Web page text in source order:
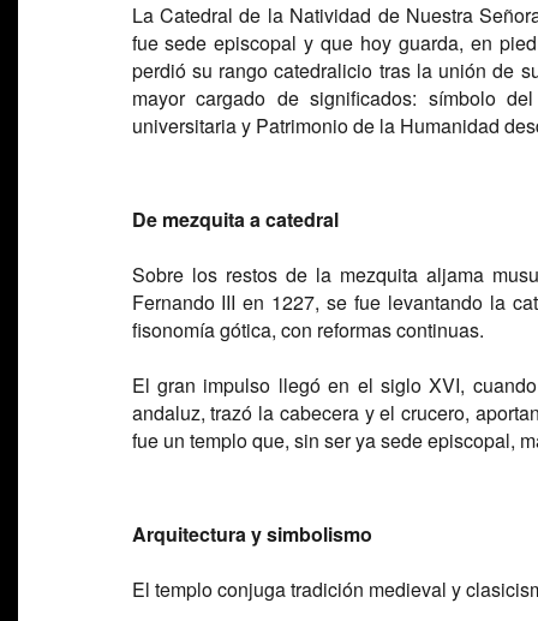
La Catedral de la Natividad de Nuestra
fue sede episcopal y que hoy guarda, en
perdió su rango catedralicio tras la unión de
mayor cargado de significados: símbolo
universitaria y Patrimonio de la Humanidad
De mezquita a catedral
Sobre los restos de la mezquita aljama
Fernando III en 1227, se fue levantando la
fisonomía gótica, con reformas continuas.
El gran impulso llegó en el siglo XVI,
andaluz, trazó la cabecera y el crucero,
fue un templo que, sin ser ya sede episcopal,
Arquitectura y simbolismo
El templo conjuga tradición medieval y